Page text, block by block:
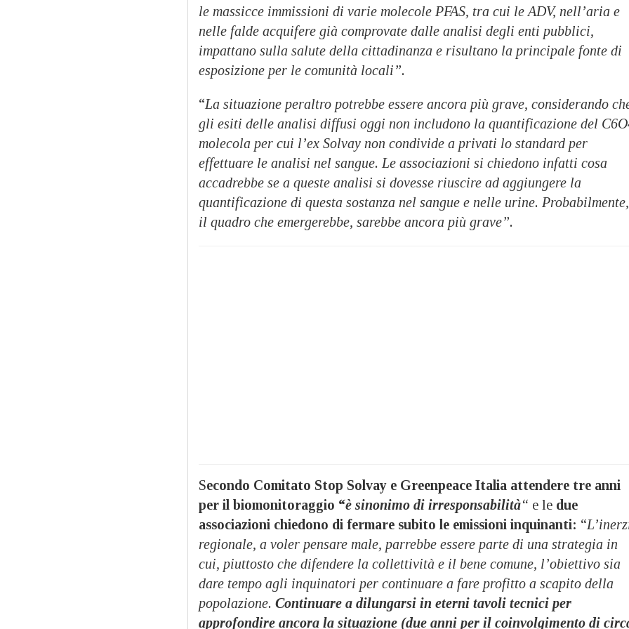
le massicce immissioni di varie molecole PFAS, tra cui le ADV, nell’aria e
nelle falde acquifere già comprovate dalle analisi degli enti pubblici,
impattano sulla salute della cittadinanza e risultano la principale fonte di
esposizione per le comunità locali”.
“La situazione peraltro potrebbe essere ancora più grave, considerando
gli esiti delle analisi diffusi oggi non includono la quantificazione del
molecola per cui l’ex Solvay non condivide a privati lo standard per
effettuare le analisi nel sangue. Le associazioni si chiedono infatti cosa
accadrebbe se a queste analisi si dovesse riuscire ad aggiungere la
quantificazione di questa sostanza nel sangue e nelle urine. Probabilmente,
il quadro che emergerebbe, sarebbe ancora più grave”.
Secondo Comitato Stop Solvay e Greenpeace Italia attendere tre anni
per il biomonitoraggio “è sinonimo di irresponsabilità“ e le due
associazioni chiedono di fermare subito le emissioni inquinanti: “
regionale, a voler pensare male, parrebbe essere parte di una strategia in
cui, piuttosto che difendere la collettività e il bene comune, l’obiettivo sia
dare tempo agli inquinatori per continuare a fare profitto a scapito della
popolazione. Continuare a dilungarsi in eterni tavoli tecnici per
approfondire ancora la situazione (due anni per il coinvolgimento di